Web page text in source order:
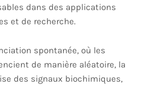
dans des applications
et de recherche.
spontanée, où les
de manière aléatoire, la
des signaux biochimiques,